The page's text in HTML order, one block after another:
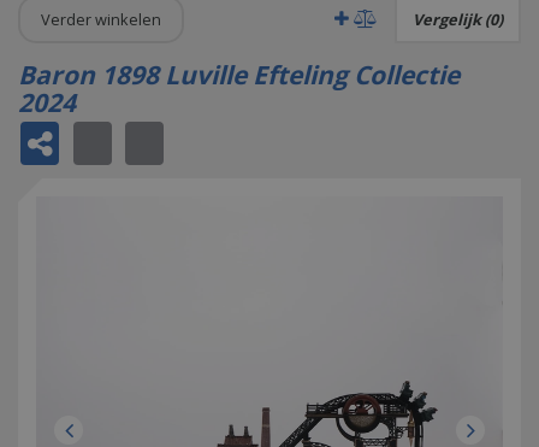
Verder winkelen Vergelijk (0)
Baron 1898 Luville Efteling Collectie
2024